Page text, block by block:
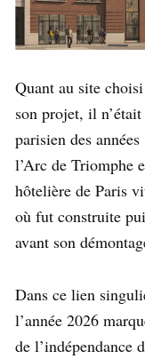
Quant au site
son projet, il
parisien des
l’Arc de Triomphe
hôtelière de Paris
où fut construite
avant son
Dans ce lien
l’année 2026
de l’indépendance